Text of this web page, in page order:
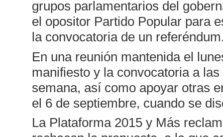
grupos parlamentarios del
el opositor Partido Popular para
la convocatoria de un
En una reunión mantenida el
manifiesto y la convocatoria a
semana, así como apoyar otras
el 6 de septiembre, cuando se
La Plataforma 2015 y Más